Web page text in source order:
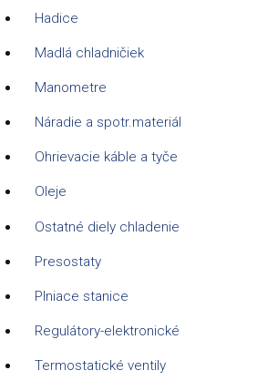
Hadice
Madlá chladničiek
Manometre
Náradie a spotr.materiál
Ohrievacie káble a tyče
Oleje
Ostatné diely chladenie
Presostaty
Plniace stanice
Regulátory-elektronické
Termostatické ventily